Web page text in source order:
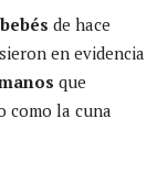
bebés de hace
en evidencia
que
como la cuna